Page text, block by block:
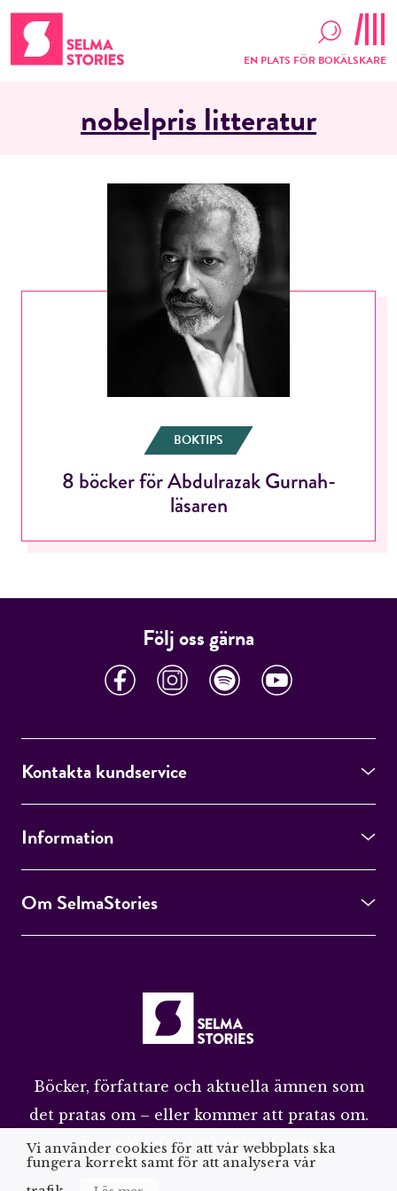
EN PLATS FÖR BOKÄLSKARE
RÖSTA
Jag accepterar villkoren.
ÅNGRA OCH STÄNG
nobelpris litteratur
BOKTIPS
8 böcker för Abdulrazak Gurnah-
läsaren
Följ oss gärna
Kontakta kundservice
Information
Om SelmaStories
Böcker, författare och aktuella ämnen som
det pratas om – eller kommer att pratas om.
Läs om det först på SelmaStories.
Vi använder cookies för att vår webbplats ska
fungera korrekt samt för att analysera vår